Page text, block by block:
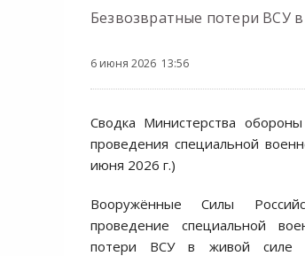
Безвозвратные потери ВСУ
6 июня 2026 13:56
Сводка Министерства
проведения специальной
июня 2026 г.)
Вооружённые Силы
проведение специальной
потери ВСУ в живой силе